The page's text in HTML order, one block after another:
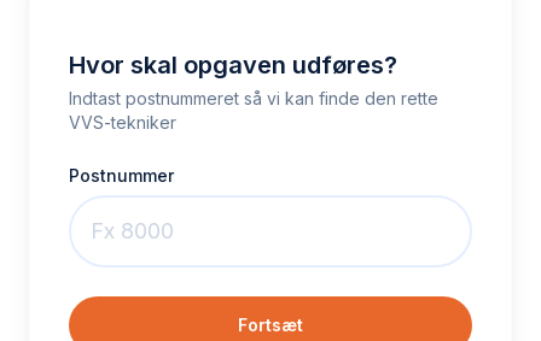
Hvor skal opgaven udføres?
Indtast postnummeret så vi kan finde den rette
VVS-tekniker
Postnummer
Fortsæt